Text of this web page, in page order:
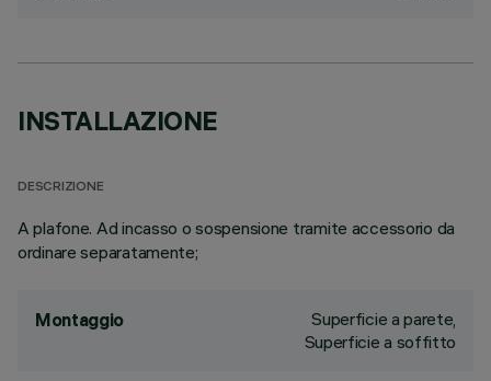
INSTALLAZIONE
DESCRIZIONE
A plafone. Ad incasso o sospensione tramite accessorio da
ordinare separatamente;
Montaggio
Superficie a parete,
Superficie a soffitto